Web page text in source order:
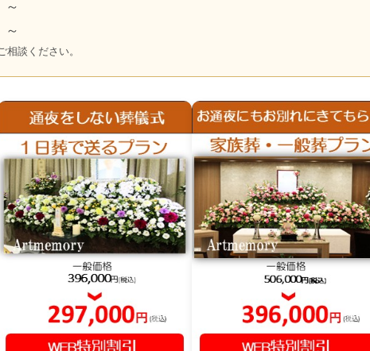
～
～
談ください。